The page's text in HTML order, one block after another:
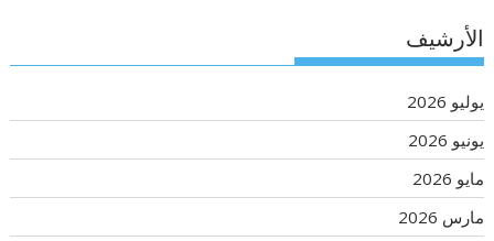
الأرشيف
يوليو 2026
يونيو 2026
مايو 2026
مارس 2026